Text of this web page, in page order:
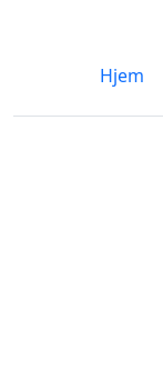
Hjem